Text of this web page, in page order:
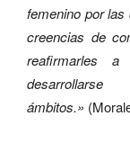
femenino por
creencias de
reafirmarles
ámbitos.»